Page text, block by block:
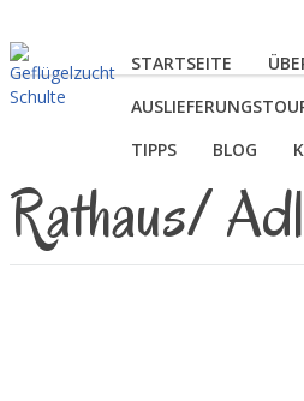
STARTSEITE
TIPPS
BLOG
Rathaus/